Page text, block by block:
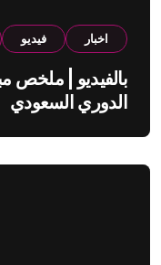
اخبار فيديو
الدوري السعودي